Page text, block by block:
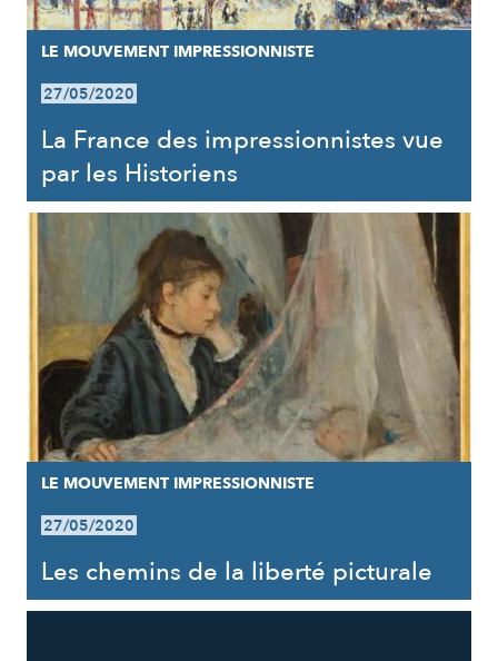
LE MOUVEMENT IMPRESSIONNISTE
27/05/2020
La France des impressionnistes vue
par les Historiens
LE MOUVEMENT IMPRESSIONNISTE
27/05/2020
Les chemins de la liberté picturale